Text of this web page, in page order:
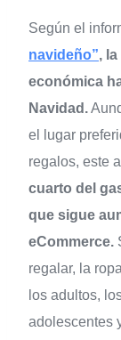
Según el
navideño”,
económica
Navidad.
el lugar
regalos, este
cuarto del
que sigue
eCommerce.
regalar, la
los adultos,
adolescentes